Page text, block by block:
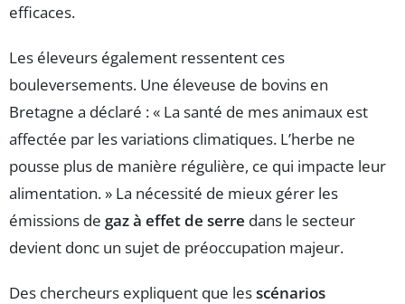
efficaces.
Les éleveurs également ressentent ces
bouleversements. Une éleveuse de bovins en
Bretagne a déclaré : « La santé de mes animaux est
affectée par les variations climatiques. L’herbe ne
pousse plus de manière régulière, ce qui impacte leur
alimentation. » La nécessité de mieux gérer les
émissions de gaz à effet de serre dans le secteur
devient donc un sujet de préoccupation majeur.
Des chercheurs expliquent que lesscénarios